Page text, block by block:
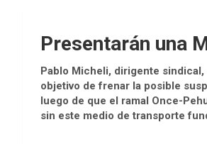
Presentarán una
Pablo Micheli, dirigente
objetivo de frenar la posible
luego de que el ramal Once-
sin este medio de transporte